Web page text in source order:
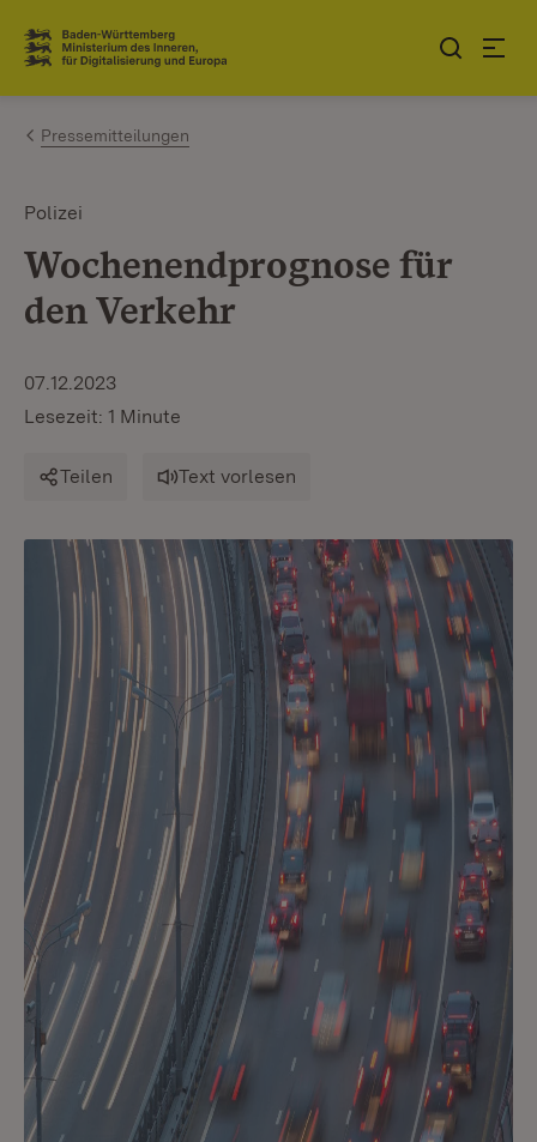
Zum Inhalt springen
Link zur Startseite
Pressemitteilungen
Polizei
Wochenendprognose für
den Verkehr
07.12.2023
Lesezeit: 1 Minute
Teilen Text vorlesen